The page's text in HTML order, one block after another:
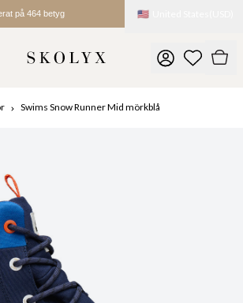
vid import 🇺🇸
Swims Snow Runner Mid mörkblå